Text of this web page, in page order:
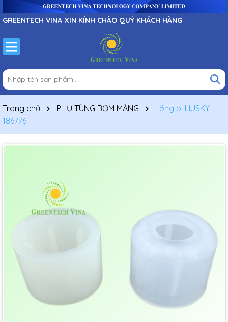
GREENTECH VINA XIN KÍNH CHÀO QUÝ KHÁCH HÀNG
Trang chủ PHỤ TÙNG BƠM MÀNG
Lồng bi HUSKY
186776